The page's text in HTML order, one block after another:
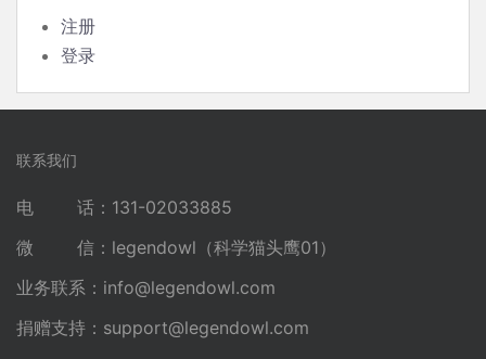
注册
登录
联系我们
电 话：131-02033885
微 信：legendowl（科学猫头鹰01）
业务联系： info@legendowl.com
捐赠支持： support@legendowl.com